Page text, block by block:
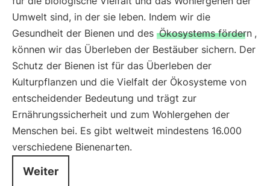
Umwelt sind, in der sie leben. Indem wir die
Gesundheit der Bienen und des Ökosystems fördern ,
können wir das Überleben der Bestäuber sichern. Der
Schutz der Bienen ist für das Überleben der
Kulturpflanzen und die Vielfalt der Ökosysteme von
entscheidender Bedeutung und trägt zur
Ernährungssicherheit und zum Wohlergehen der
Menschen bei. Es gibt weltweit mindestens 16.000
verschiedene Bienenarten.
Weiter